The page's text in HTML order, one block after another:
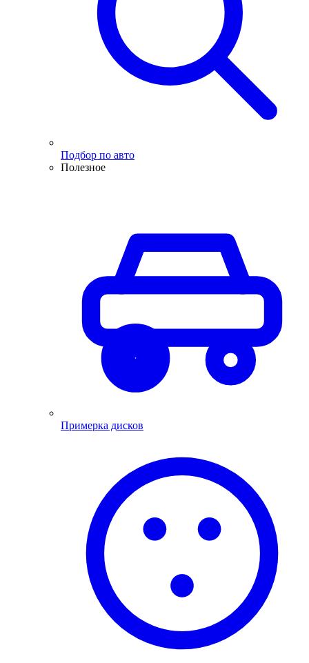
Подбор по авто
Полезное
Примерка дисков